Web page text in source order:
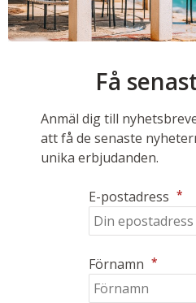
Få
Anmäl dig till
att få de senaste
unika erbjudanden.
E-postadress *
Förnamn *